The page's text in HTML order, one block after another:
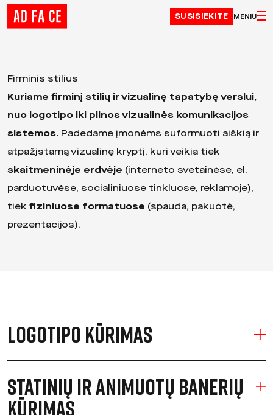
Skip to content
SUSISIEKITE MENIU
Firminis stilius
Kuriamefirminį stilių ir vizualinę tapatybę verslui,
nuo logotipo iki pilnos vizualinės komunikacijos
sistemos. Padedame įmonėms suformuoti aiškią ir
atpažįstamą vizualinę kryptį, kuri veikia tiek
skaitmeninėje erdvėje (interneto svetainėse, el.
parduotuvėse, socialiniuose tinkluose, reklamoje),
tiek fiziniuose formatuose (spauda, pakuotė,
prezentacijos).
LOGOTIPO KŪRIMAS
STATINIŲ IR ANIMUOTŲ BANERIŲ
KŪRIMAS